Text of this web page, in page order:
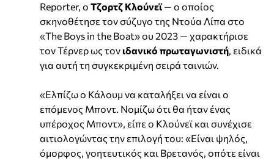
Reporter, ο Τζορτζ Κλούνεϊ— ο οποίος
σκηνοθέτησε τον σύζυγο της Ντούα Λίπα στο
«The Boys in the Boat» ου 2023 — χαρακτήρισε
τον Τέρνερ ως τονιδανικό πρωταγωνιστή, ειδικά
για αυτή τη συγκεκριμένη σειρά ταινιών.
«Ελπίζω ο Κάλουμ να καταλήξει να είναι ο
επόμενος Μποντ. Νομίζω ότι θα ήταν ένας
υπέροχος Μποντ», είπε ο Κλούνεϊ και συνέχισε
αιτιολογώντας την επιλογή του: «Είναι ψηλός,
όμορφος, γοητευτικός και Βρετανός, οπότε είναι